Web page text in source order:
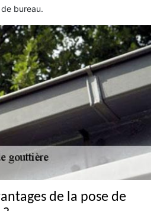
bureau.
de la pose de